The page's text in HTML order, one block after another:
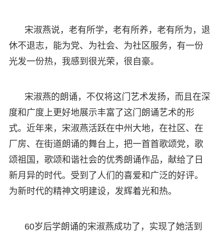
宋淑燕说，老有所学，老有所养，老有所为，退
休不退志，能为党、为社会、为社区服务，有一份
光发一份热，我感到很光荣，很自豪。
宋淑燕的朗诵，不仅将这门艺术发扬，而且在深
度和广度上更好地展示丰富了这门朗诵艺术的形
式。近年来，宋淑燕活跃在中州大地，在社区、在
厂房、在街道朗诵的舞台上，把一首首歌颂党，歌
颂祖国，歌颂和谐社会的优秀朗诵作品，献给了日
新月异的时代。受到了人们的喜爱和广泛的好评。
为新时代的精神文明建设，发辉着光和热。
60岁后学朗诵的宋淑燕成功了，实现了她活到